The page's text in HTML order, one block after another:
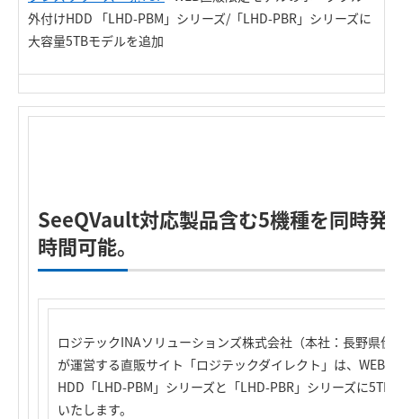
外付けHDD 「LHD-PBM」シリーズ/「LHD-PBR」シリーズに
大容量5TBモデルを追加
SeeQVault対応製品含む5機種を同時発
時間可能。
ロジテックINAソリューションズ株式会社（本社：長野県伊
が運営する直販サイト「ロジテックダイレクト」は、WEB
HDD「LHD-PBM」シリーズと「LHD-PBR」シリーズに5TB
いたします。